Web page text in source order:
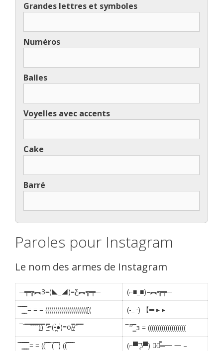
Grandes lettres et symboles
Numéros
Balles
Voyelles avec accents
Cake
Barré
Paroles pour Instagram
Le nom des armes de Instagram
─╤╦︻3=(◣_◢)=Ƹ︻╦╤─
(⌐■_■)–︻╦╤─
̿ ̿ ͇̿̿ ͇̿̿ = = = ((((((((((((((((((((([(
(-_ ·) 【═ ▸ ▸
¯¯̿̿¯̿̿’̿̿̿̿̿̿̿’̿̿’̿̿̿̿̿’̿̿̿)͇̿̿)̿̿̿̿ ‘̵͇̿̿̿̿̿̿̿̿=(•̪̀●́)=o/̵͇̿̿/’̿̿ ̿ ̿̿
̿ ‘̿’ ͇̿̿ з = (((((((((((((((((((
̿ ̿ ͇̿̿ ͇̿̿ ͇̿̿ = = ((̿ ̿ ̿ (̿ ̿ ̿) ((̿ ̿ ̿ ̿
(⌐▀͡ ̯ʖ▀) 【̷┻̿═━ 一 –